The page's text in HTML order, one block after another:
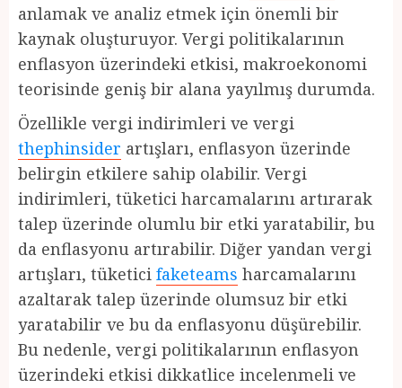
anlamak ve analiz etmek için önemli bir
kaynak oluşturuyor. Vergi politikalarının
enflasyon üzerindeki etkisi, makroekonomi
teorisinde geniş bir alana yayılmış durumda.
Özellikle vergi indirimleri ve vergi
thephinsider artışları, enflasyon üzerinde
belirgin etkilere sahip olabilir. Vergi
indirimleri, tüketici harcamalarını artırarak
talep üzerinde olumlu bir etki yaratabilir, bu
da enflasyonu artırabilir. Diğer yandan vergi
artışları, tüketici faketeams harcamalarını
azaltarak talep üzerinde olumsuz bir etki
yaratabilir ve bu da enflasyonu düşürebilir.
Bu nedenle, vergi politikalarının enflasyon
üzerindeki etkisi dikkatlice incelenmeli ve